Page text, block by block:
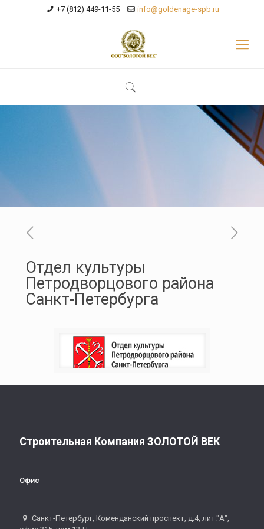
+7 (812) 449-11-55 info@goldenage-spb.ru
Отдел культуры
Петродворцового района
Санкт-Петербурга
Строительная Компания ЗОЛОТОЙ ВЕК
Офис
Санкт-Петербург, Коменданский проспект, д.4, лит."А",